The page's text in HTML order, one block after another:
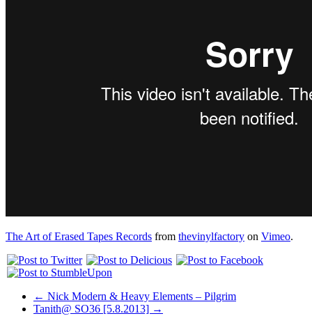
The Art of Erased Tapes Records from thevinylfactory on Vimeo.
← Nick Modern & Heavy Elements – Pilgrim
Tanith@ SO36 [5.8.2013] →